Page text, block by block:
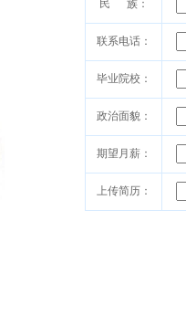
民 族：
联系电话：
毕业院校：
政治面貌：
期望月薪：
上传简历：